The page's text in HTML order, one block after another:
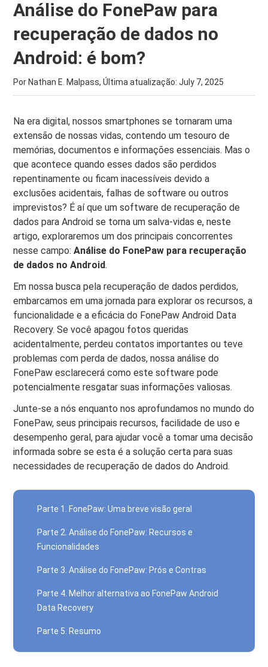
Análise do FonePaw para
recuperação de dados no
Android: é bom?
Por Nathan E. Malpass, Última atualização:July 7, 2025
Na era digital, nossos smartphones se tornaram uma
extensão de nossas vidas, contendo um tesouro de
memórias, documentos e informações essenciais. Mas o
que acontece quando esses dados são perdidos
repentinamente ou ficam inacessíveis devido a
exclusões acidentais, falhas de software ou outros
imprevistos? É aí que um software de recuperação de
dados para Android se torna um salva-vidas e, neste
artigo, exploraremos um dos principais concorrentes
nesse campo:Análise do FonePaw para recuperação
de dados no Android.
Em nossa busca pela recuperação de dados perdidos,
embarcamos em uma jornada para explorar os recursos, a
funcionalidade e a eficácia do FonePaw Android Data
Recovery. Se você apagou fotos queridas
acidentalmente, perdeu contatos importantes ou teve
problemas com perda de dados, nossa análise do
FonePaw esclarecerá como este software pode
potencialmente resgatar suas informações valiosas.
Junte-se a nós enquanto nos aprofundamos no mundo do
FonePaw, seus principais recursos, facilidade de uso e
desempenho geral, para ajudar você a tomar uma decisão
informada sobre se esta é a solução certa para suas
necessidades de recuperação de dados do Android.
Parte 1. FonePaw: Uma breve visão geral
Parte 2. Análise do FonePaw: Recursos e
Funcionalidades
Parte 3. Análise do FonePaw: Prós e Contras
Parte 4. Melhor alternativa ao FonePaw Android
Data Recovery
Parte 5. Resumo